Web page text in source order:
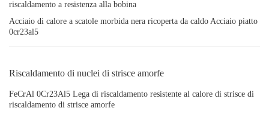
riscaldamento a resistenza alla bobina
Acciaio di calore a scatole morbida nera ricoperta da caldo Acciaio piatto
0cr23al5
Riscaldamento di nuclei di strisce amorfe
FeCrAl 0Cr23Al5 Lega di riscaldamento resistente al calore di strisce di
riscaldamento di strisce amorfe